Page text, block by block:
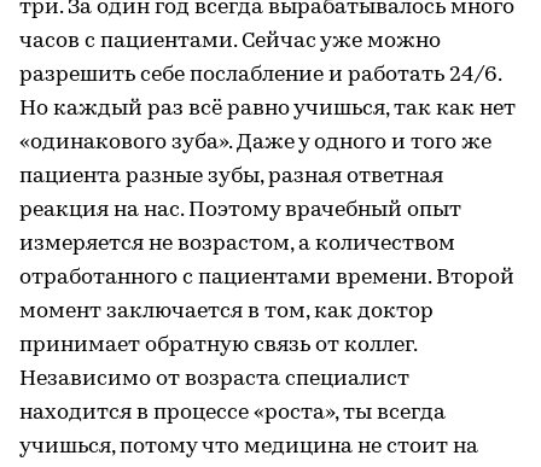
три. За один год всегда вырабатывалось много
часов с пациентами. Сейчас уже можно
разрешить себе послабление и работать 24/6.
Но каждый раз всё равно учишься, так как нет
«одинакового зуба». Даже у одного и того же
пациента разные зубы, разная ответная
реакция на нас. Поэтому врачебный опыт
измеряется не возрастом, а количеством
отработанного с пациентами времени. Второй
момент заключается в том, как доктор
принимает обратную связь от коллег.
Независимо от возраста специалист
находится в процессе «роста», ты всегда
учишься, потому что медицина не стоит на